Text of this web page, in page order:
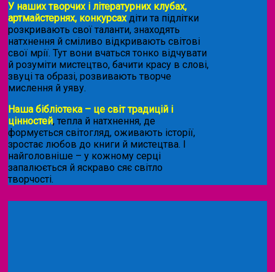
У наших творчих і літературних клубах,
артмайстернях, конкурсахдіти та підлітки
розкривають свої таланти, знаходять
натхнення й сміливо відкривають світові
свої мрії. Тут вони вчаться тонко відчувати
й розуміти мистецтво, бачити красу в слові,
звуці та образі, розвивають творче
мислення й уяву.
Наша бібліотека – це світ традицій і
цінностей, тепла й натхнення, де
формується світогляд, оживають історії,
зростає любов до книги й мистецтва. І
найголовніше – у кожному серці
запалюється й яскраво сяє світло
творчості.